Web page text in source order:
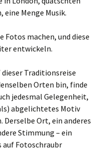
Menge Musik.
Fotos machen, und diese
entwickeln.
Traditionsreise
Orten bin, finde
jedesmal Gelegenheit,
abgelichtetes Motiv
Ort, ein anderes
Stimmung – ein
auf Fotoschraubr